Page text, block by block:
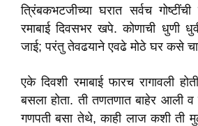
त्रिंबकभटजीच्या घरात सर्वच
रमाबाई दिवसभर खपे. कोणाची धुणी
जाई; परंतु तेवढयाने एवढे मोठे घर कसे
एके दिवशी रमाबाई फारच रागावली
बसला होता. ती तणतणात बाहेर आली
गणपती बसा तेथे, काही लाज कशी ती